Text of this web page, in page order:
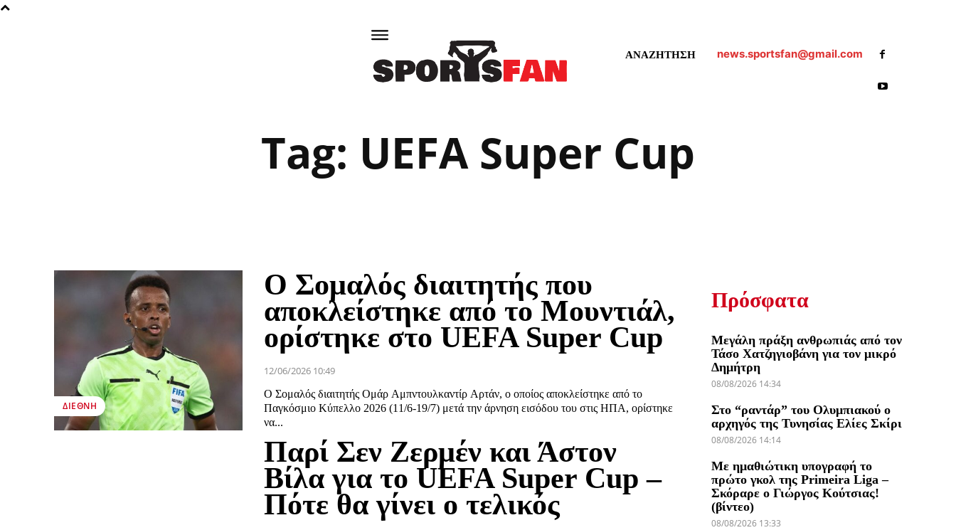
ΑΝΑΖΗΤΗΣΗ news.sportsfan@gmail.com
Tag: UEFA Super Cup
ΔΙΕΘΝΉ
Ο Σομαλός διαιτητής που
αποκλείστηκε από το Μουντιάλ,
ορίστηκε στο UEFA Super Cup
12/06/2026 10:49
Ο Σομαλός διαιτητής Ομάρ Αμπντουλκαντίρ Αρτάν, ο οποίος αποκλείστηκε από το
Παγκόσμιο Κύπελλο 2026 (11/6-19/7) μετά την άρνηση εισόδου του στις ΗΠΑ, ορίστηκε
να...
Παρί Σεν Ζερμέν και Άστον
Βίλα για το UEFA Super Cup –
Πότε θα γίνει ο τελικός
Πρόσφατα
Μεγάλη πράξη ανθρωπιάς από τον
Τάσο Χατζηγιοβάνη για τον μικρό
Δημήτρη
08/08/2026 14:34
Στο “ραντάρ” του Ολυμπιακού ο
αρχηγός της Τυνησίας Ελίες Σκίρι
08/08/2026 14:14
Με ημαθιώτικη υπογραφή το
πρώτο γκολ της Primeira Liga –
Σκόραρε ο Γιώργος Κούτσιας!
(βίντεο)
08/08/2026 13:33